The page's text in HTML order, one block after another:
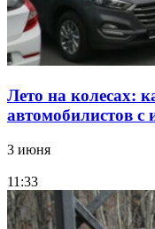
Лето на колесах:
автомобилистов с
3 июня
11:33